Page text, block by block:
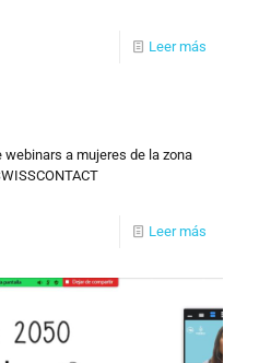
Leer más
webinars a mujeres de la zona
Leer más